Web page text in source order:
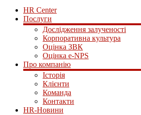
HR Center
Послуги
Дослідження залученості
Корпоративна культура
Оцінка ЗВК
Оцінка e-NPS
Про компанію
Історія
Клієнти
Команда
Контакти
HR-Новини